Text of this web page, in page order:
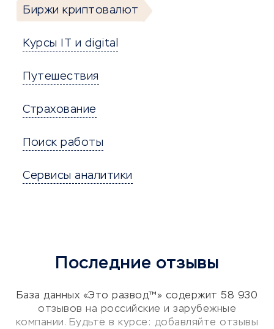
Биржи криптовалют
Курсы IT и digital
Путешествия
Страхование
Поиск работы
Сервисы аналитики
Последние отзывы
База данных «Это развод™» содержит 58 930
отзывов на российские и зарубежные
компании. Будьте в курсе: добавляйте отзывы